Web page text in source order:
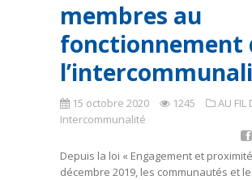
membres au
fonctionnement
15 octobre 2020 1245 AU FIL
Intercommunalité
Depuis la loi « Engagement et
décembre 2019, les communautés et